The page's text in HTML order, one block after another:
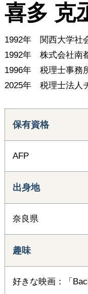
喜多 克
1992年 関西大学社
1992年 株式会社南
1996年 税理士事務
2025年 税理士法人
保有資格
AFP
出身地
奈良県
趣味
好きな映画：「